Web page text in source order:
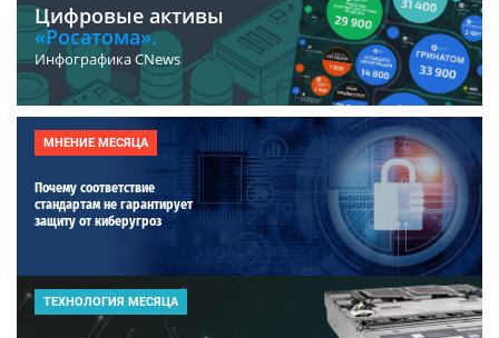
Цифровые активы
«Росатома».
Инфографика CNews
МНЕНИЕ МЕСЯЦА
Почему соответствие
стандартам не гарантирует
защиту от киберугроз
ТЕХНОЛОГИЯ МЕСЯЦА